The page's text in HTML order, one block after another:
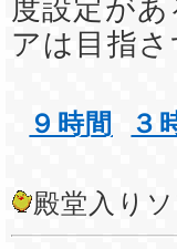
度設定が
アは目指
９時間 ３
殿堂入り